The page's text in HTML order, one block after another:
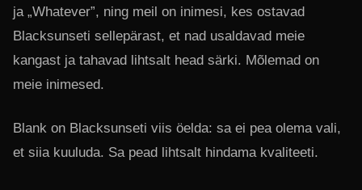
ja „Whatever”, ning meil on inimesi, kes ostavad
Blacksunseti sellepärast, et nad usaldavad meie
kangast ja tahavad lihtsalt head särki. Mõlemad on
meie inimesed.
Blank on Blacksunseti viis öelda: sa ei pea olema vali,
et siia kuuluda. Sa pead lihtsalt hindama kvaliteeti.